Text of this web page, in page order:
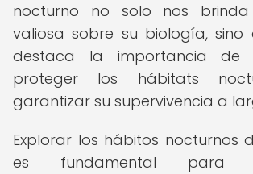
nocturno no solo nos brinda
valiosa sobre su biología, sino
destaca la importancia de
proteger los hábitats
garantizar su supervivencia a
Explorar los hábitos nocturnos
es fundamental para